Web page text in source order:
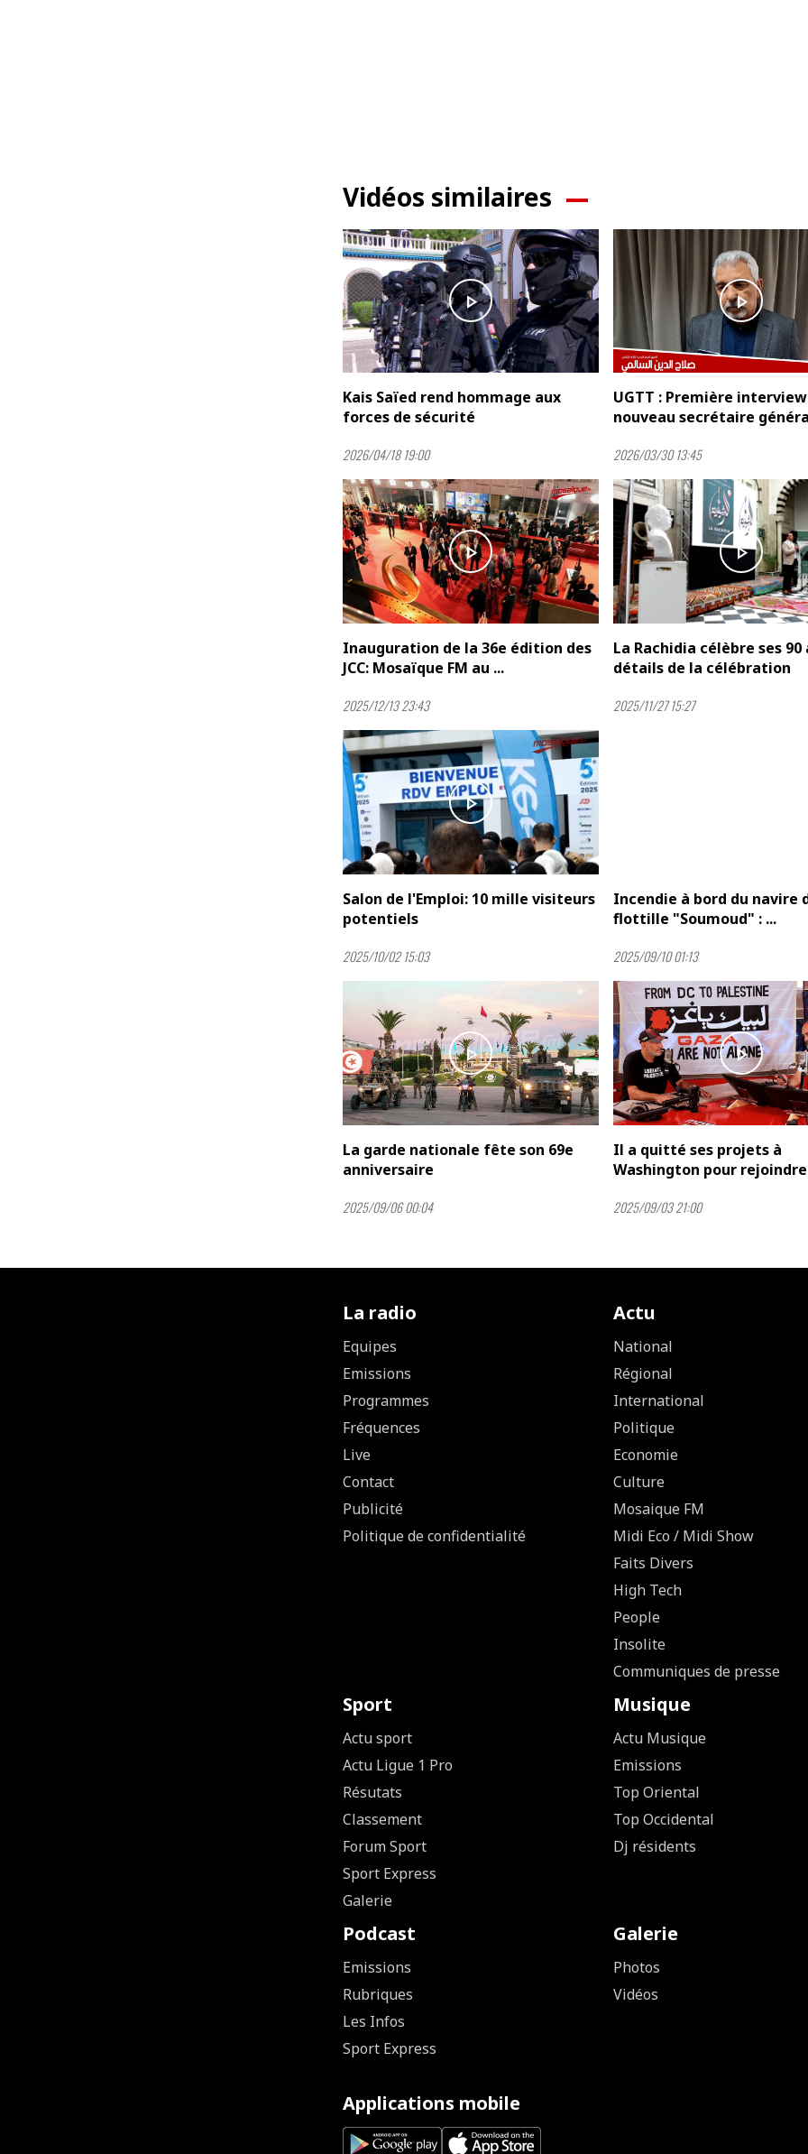
Vidéos similaires
play_arrow
Kais Saïed rend hommage aux
forces de sécurité
2026/04/18 19:00
play_arrow
UGTT : Première
nouveau secrétaire
2026/03/30 13:45
play_arrow
Inauguration de la 36e édition des
JCC: Mosaïque FM au ...
2025/12/13 23:43
play_arrow
La Rachidia célèbre ses 90
détails de la célébration
2025/11/27 15:27
play_arrow
Salon de l'Emploi: 10 mille visiteurs
potentiels
2025/10/02 15:03
Incendie à bord du navire
flottille "Soumoud" : ...
2025/09/10 01:13
play_arrow
La garde nationale fête son 69e
anniversaire
2025/09/06 00:04
play_arrow
Il a quitté ses projets à
Washington pour rejoindre
2025/09/03 21:00
La radio
Equipes
Emissions
Programmes
Fréquences
Live
Contact
Publicité
Politique de confidentialité
Actu
National
Régional
International
Politique
Economie
Culture
Mosaique FM
Midi Eco / Midi Show
Faits Divers
High Tech
People
Insolite
Communiques de presse
Sport
Actu sport
Actu Ligue 1 Pro
Résutats
Classement
Forum Sport
Sport Express
Galerie
Musique
Actu Musique
Emissions
Top Oriental
Top Occidental
Dj résidents
Podcast
Emissions
Rubriques
Les Infos
Sport Express
Galerie
Photos
Vidéos
Applications mobile